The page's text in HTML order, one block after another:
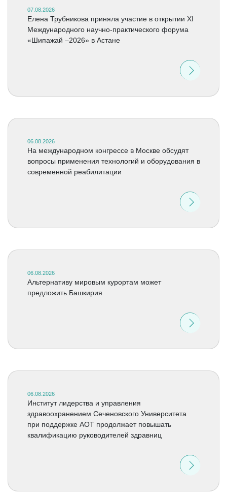
07.08.2026
Елена Трубникова приняла участие в открытии XI
Международного научно-практического форума
«Шипажай –2026» в Астане
06.08.2026
На международном конгрессе в Москве обсудят
вопросы применения технологий и оборудования в
современной реабилитации
06.08.2026
Альтернативу мировым курортам может
предложить Башкирия
06.08.2026
Институт лидерства и управления
здравоохранением Сеченовского Университета
при поддержке АОТ продолжает повышать
квалификацию руководителей здравниц